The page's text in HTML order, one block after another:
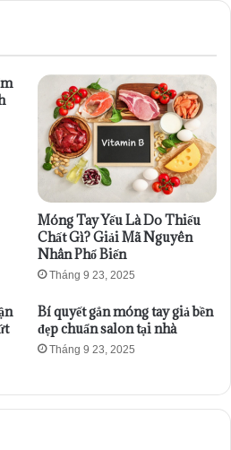
Móng Tay Yếu Là Do Thiếu
Chất Gì? Giải Mã Nguyên
Nhân Phổ Biến
Tháng 9 23, 2025
Bí quyết gắn móng tay giả bền
đẹp chuẩn salon tại nhà
Tháng 9 23, 2025